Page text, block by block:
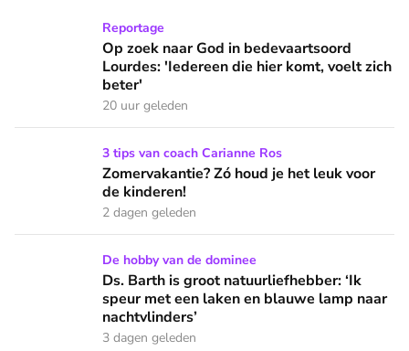
Op zoek naar God in bedevaartsoord Lourdes: 'Iedereen
Reportage
Op zoek naar God in bedevaartsoord
Lourdes: 'Iedereen die hier komt, voelt zich
beter'
20 uur geleden
Zomervakantie? Zó houd je het leuk voor de kinderen!
3 tips van coach Carianne Ros
Zomervakantie? Zó houd je het leuk voor
de kinderen!
2 dagen geleden
Ds. Barth is groot natuurliefhebber: ‘Ik speur met een
De hobby van de dominee
Ds. Barth is groot natuurliefhebber: ‘Ik
speur met een laken en blauwe lamp naar
nachtvlinders’
3 dagen geleden